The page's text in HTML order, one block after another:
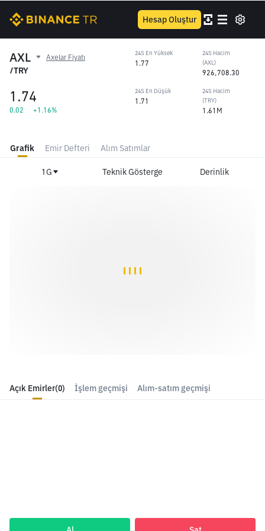
Hesap Oluştur
AXL Axelar Fiyatı
/TRY
1.74
0.02 +1.16%
24S En Yüksek
1.77
24S En Düşük
1.71
24S Hacim
(AXL)
926,708.30
24S Hacim
(TRY)
1.61M
Açık Emirler(0) İşlem geçmişi Alım-satım geçmişi
Grafik Emir Defteri Alım Satımlar
1G Teknik Gösterge Derinlik